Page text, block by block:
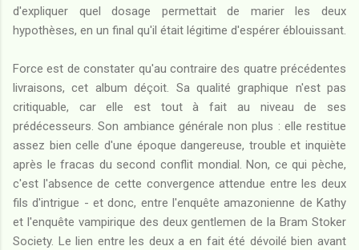
d'expliquer quel dosage permettait de marier les deux
hypothèses, en un final qu'il était légitime d'espérer éblouissant.
Force est de constater qu'au contraire des quatre précédentes
livraisons, cet album déçoit. Sa qualité graphique n'est pas
critiquable, car elle est tout à fait au niveau de ses
prédécesseurs. Son ambiance générale non plus : elle restitue
assez bien celle d'une époque dangereuse, trouble et inquiète
après le fracas du second conflit mondial. Non, ce qui pèche,
c'est l'absence de cette convergence attendue entre les deux
fils d'intrigue - et donc, entre l'enquête amazonienne de Kathy
et l'enquête vampirique des deux gentlemen de la Bram Stoker
Society. Le lien entre les deux a en fait été dévoilé bien avant